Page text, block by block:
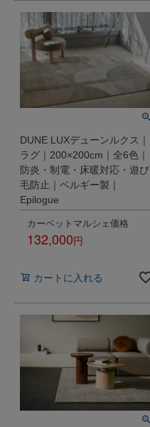
DUNE LUXデューンルクス｜
ラグ｜200×200cm｜全6色｜
防炎・制電・床暖対応・遊び
毛防止｜ベルギー製｜
Epilogue
カーペットマルシェ価格
132,000
カートに入れる